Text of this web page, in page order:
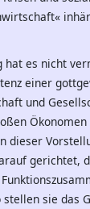
hat es nicht
einer
und
Ökonomen
dieser
gerichtet,
sie das